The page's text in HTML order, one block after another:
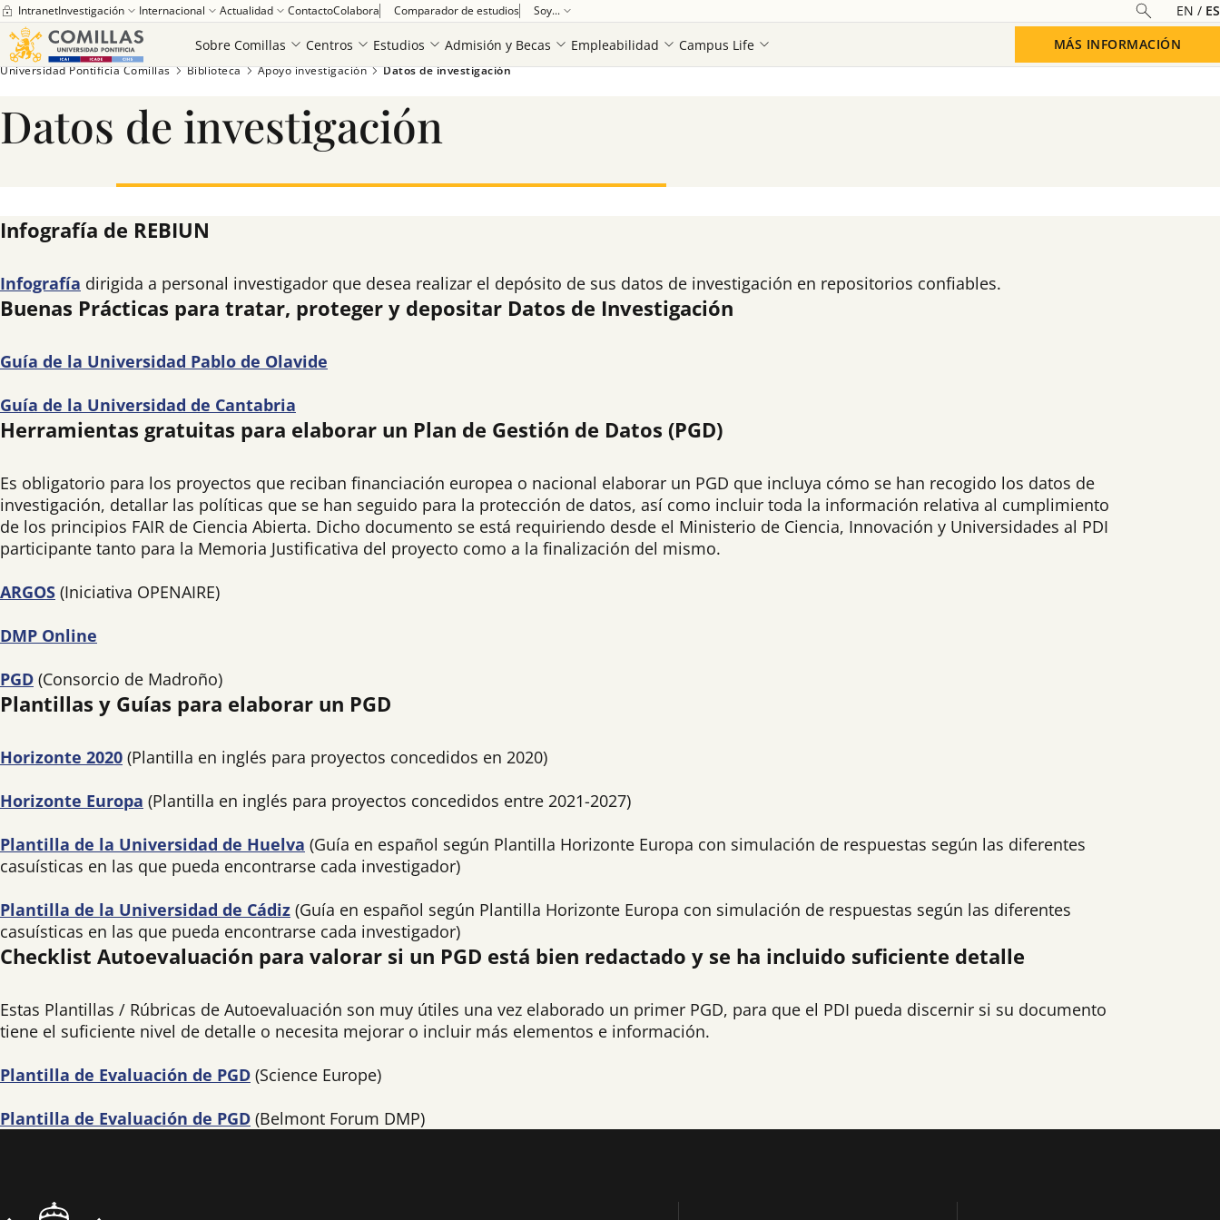
IntranetInvestigación Internacional Actualidad ContactoColabora Comparador de estudios Soy... EN
ES
Sobre Comillas
Centros Estudios Admisión y Becas Empleabilidad Campus Life MÁS INFORMACIÓN
Universidad Pontificia Comillas Biblioteca Apoyo investigación Datos de investigación
Datos de investigación
Infografía de REBIUN
Infografía dirigida a personal investigador que desea realizar el depósito de sus datos de investigación en repositorios confiables.
Buenas Prácticas para tratar, proteger y depositar Datos de Investigación
Guía de la Universidad Pablo de Olavide
Guía de la Universidad de Cantabria
Herramientas gratuitas para elaborar un Plan de Gestión de Datos (PGD)
Es obligatorio para los proyectos que reciban financiación europea o nacional elaborar un PGD que incluya cómo se han recogido los datos de
investigación, detallar las políticas que se han seguido para la protección de datos, así como incluir toda la información relativa al cumplimiento
de los principios FAIR de Ciencia Abierta. Dicho documento se está requiriendo desde el Ministerio de Ciencia, Innovación y Universidades al PDI
participante tanto para la Memoria Justificativa del proyecto como a la finalización del mismo.
ARGOS (Iniciativa OPENAIRE)
DMP Online
PGD (Consorcio de Madroño)
Plantillas y Guías para elaborar un PGD
Horizonte 2020 (Plantilla en inglés para proyectos concedidos en 2020)
Horizonte Europa (Plantilla en inglés para proyectos concedidos entre 2021-2027)
Plantilla de la Universidad de Huelva (Guía en español según Plantilla Horizonte Europa con simulación de respuestas según las diferentes
casuísticas en las que pueda encontrarse cada investigador)
Plantilla de la Universidad de Cádiz (Guía en español según Plantilla Horizonte Europa con simulación de respuestas según las diferentes
casuísticas en las que pueda encontrarse cada investigador)
Checklist Autoevaluación para valorar si un PGD está bien redactado y se ha incluido suficiente detalle
Estas Plantillas / Rúbricas de Autoevaluación son muy útiles una vez elaborado un primer PGD, para que el PDI pueda discernir si su documento
tiene el suficiente nivel de detalle o necesita mejorar o incluir más elementos e información.
Plantilla de Evaluación de PGD (Science Europe)
Plantilla de Evaluación de PGD (Belmont Forum DMP)